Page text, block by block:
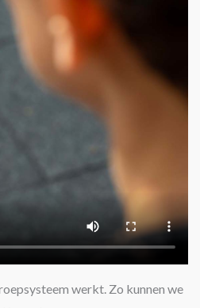
werkt. Zo kunnen we